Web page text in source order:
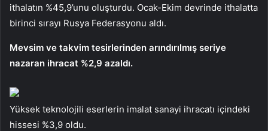
ithalatın %45,9’unu oluşturdu. Ocak-Ekim devrinde ithalatta
birinci sırayı Rusya Federasyonu aldı.
Mevsim ve takvim tesirlerinden arındırılmış seriye
nazaran ihracat %2,9 azaldı.
Yüksek teknolojili eserlerin imalat sanayi ihracatı içindeki
hissesi %3,9 oldu.